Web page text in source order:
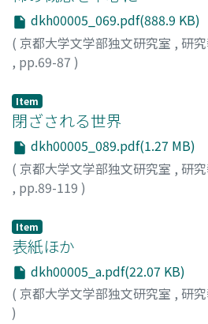
dkh00005_069.pdf(888.9 KB)
( 京都大学文学部独文研究室 , 研
, pp.69-87 )
Item
閉ざされる世界
dkh00005_089.pdf(1.27 MB)
( 京都大学文学部独文研究室 , 研
, pp.89-119 )
Item
表紙ほか
dkh00005_a.pdf(22.07 KB)
( 京都大学文学部独文研究室 , 研
)